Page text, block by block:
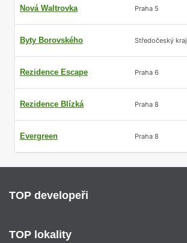
Nová Waltrovka Praha 5
Byty Borovského Středočeský kraj
Rezidence Escape Praha 6
Rezidence Blízká Praha 8
Evergreen Praha 8
TOP developeři
TOP lokality